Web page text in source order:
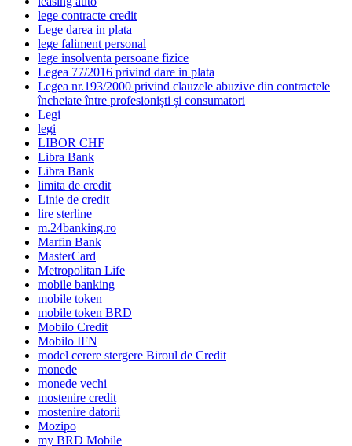
lege contracte credit
Lege darea in plata
lege faliment personal
lege insolventa persoane fizice
Legea 77/2016 privind dare in plata
Legea nr.193/2000 privind clauzele abuzive din contractele
încheiate între profesioniști și consumatori
Legi
legi
LIBOR CHF
Libra Bank
Libra Bank
limita de credit
Linie de credit
lire sterline
m.24banking.ro
Marfin Bank
MasterCard
Metropolitan Life
mobile banking
mobile token
mobile token BRD
Mobilo Credit
Mobilo IFN
model cerere stergere Biroul de Credit
monede
monede vechi
mostenire credit
mostenire datorii
Mozipo
my BRD Mobile